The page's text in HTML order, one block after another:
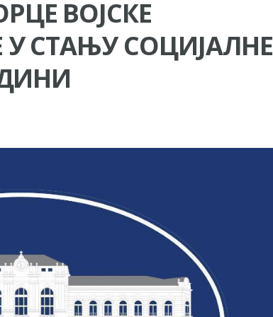
и 7. августа
Ујић
ВОЈСКЕ
У СТАЊУ СОЦИЈАЛНЕ